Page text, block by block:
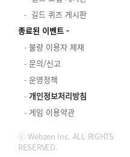
길드 퀴즈 게시판
종료된 이벤트
불량 이용자 제재
문의/신고
운영정책
개인정보처리방침
게임 이용약관
ⓒ Webzen Inc. ALL RIGHTS
RESERVED.